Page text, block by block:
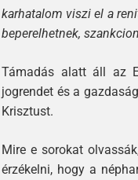
karhatalom viszi el a
beperelhetnek,
Támadás alatt áll az
jogrendet és a
Krisztust.
Mire e sorokat
érzékelni, hogy a